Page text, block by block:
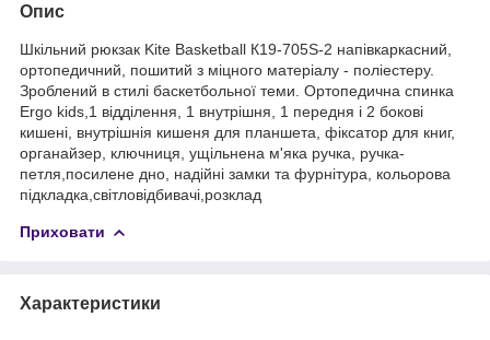
Опис
Шкільний рюкзак Kite Basketball К19-705S-2 напівкаркасний,
ортопедичний, пошитий з міцного матеріалу - поліестеру.
Зроблений в стилі баскетбольної теми. Ортопедична спинка
Ergo kids,1 відділення, 1 внутрішня, 1 передня і 2 бокові
кишені, внутрішнія кишеня для планшета, фіксатор для книг,
органайзер, ключниця, ущільнена м'яка ручка, ручка-
петля,посилене дно, надійні замки та фурнітура, кольорова
підкладка,світловідбивачі,розклад
Приховати
Характеристики